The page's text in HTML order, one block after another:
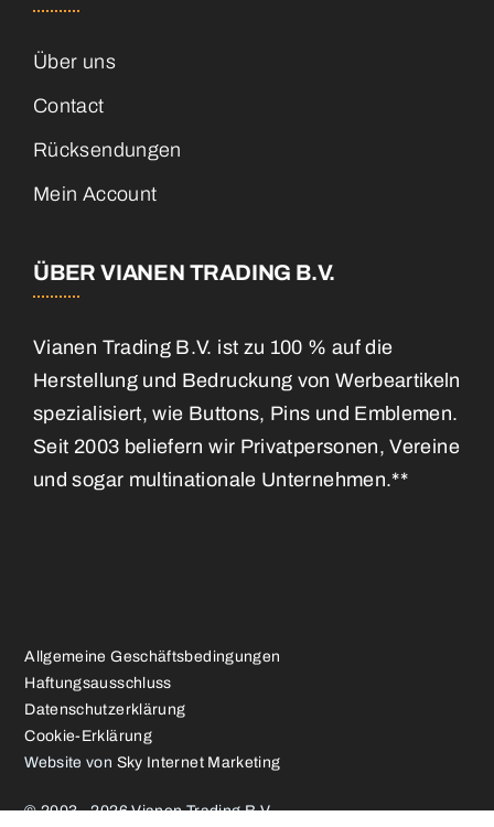
Über uns
Contact
Rücksendungen
Mein Account
ÜBER VIANEN TRADING B.V.
Vianen Trading B.V. ist zu 100 % auf die
Herstellung und Bedruckung von Werbeartikeln
spezialisiert, wie Buttons, Pins und Emblemen.
Seit 2003 beliefern wir Privatpersonen, Vereine
und sogar multinationale Unternehmen.**
Allgemeine Geschäftsbedingungen
Haftungsausschluss
Datenschutzerklärung
Cookie-Erklärung
Website von Sky Internet Marketing
© 2003 - 2026 Vianen Trading B.V